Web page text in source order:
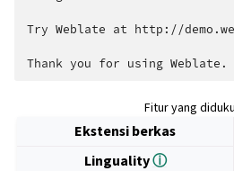
Try Weblate at http://
Fitur yang
Ekstensi berkas
Lingualityⓘ